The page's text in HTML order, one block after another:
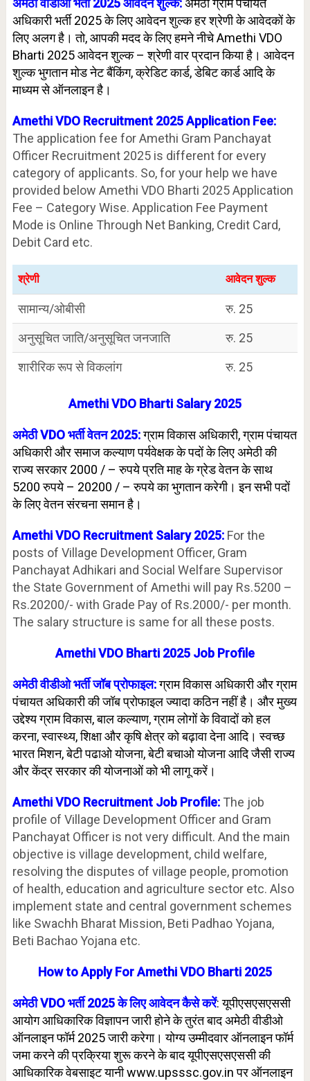
अमेठी वीडीओ भर्ती 2025 आवेदन शुल्क:अमेठी ग्राम पंचायत
अधिकारी भर्ती 2025 के लिए आवेदन शुल्क हर श्रेणी के आवेदकों के
लिए अलग है।तो, आपकी मदद के लिए हमने नीचे Amethi VDO
Bharti 2025 आवेदन शुल्क – श्रेणी वार प्रदान किया है। आवेदन
शुल्क भुगतान मोड नेट बैंकिंग, क्रेडिट कार्ड, डेबिट कार्ड आदि के
माध्यम से ऑनलाइन है।
Amethi VDO Recruitment 2025 Application Fee:
The application fee for Amethi Gram Panchayat
Officer Recruitment 2025 is different for every
category of applicants. So, for your help we have
provided below Amethi VDO Bharti 2025 Application
Fee – Category Wise. Application Fee Payment
Mode is Online Through Net Banking, Credit Card,
Debit Card etc.
श्रेणी आवेदन शुल्क
सामान्य/ओबीसी
रु. 25
अनुसूचित जाति/अनुसूचित जनजाति
रु. 25
शारीरिक रूप से विकलांग
रु. 25
Amethi VDO Bharti Salary 2025
अमेठी VDO भर्ती वेतन 2025:ग्राम विकास अधिकारी, ग्राम पंचायत
अधिकारी और समाज कल्याण पर्यवेक्षक के पदों के लिए अमेठी की
राज्य सरकार 2000 / – रुपये प्रति माह के ग्रेड वेतन के साथ
5200 रुपये – 20200 / – रुपये का भुगतान करेगी। इन सभी पदों
के लिए वेतन संरचना समान है।
Amethi VDO Recruitment Salary 2025:For the
posts of Village Development Officer, Gram
Panchayat Adhikari and Social Welfare Supervisor
the State Government of Amethi will pay Rs.5200 –
Rs.20200/- with Grade Pay of Rs.2000/- per month.
The salary structure is same for all these posts.
Amethi VDO Bharti 2025 Job Profile
अमेठी वीडीओ भर्ती जॉब प्रोफाइल:ग्राम विकास अधिकारी और ग्राम
पंचायत अधिकारी की जॉब प्रोफाइल ज्यादा कठिन नहीं है। और मुख्य
उद्देश्य ग्राम विकास, बाल कल्याण, ग्राम लोगों के विवादों को हल
करना, स्वास्थ्य, शिक्षा और कृषि क्षेत्र को बढ़ावा देना आदि। स्वच्छ
भारत मिशन, बेटी पढाओ योजना, बेटी बचाओ योजना आदि जैसी राज्य
और केंद्र सरकार की योजनाओं को भी लागू करें।
Amethi VDO Recruitment Job Profile:The job
profile of Village Development Officer and Gram
Panchayat Officer is not very difficult. And the main
objective is village development, child welfare,
resolving the disputes of village people, promotion
of health, education and agriculture sector etc. Also
implement state and central government schemes
like Swachh Bharat Mission, Beti Padhao Yojana,
Beti Bachao Yojana etc.
How to Apply For Amethi VDO Bharti 2025
अमेठी VDO भर्ती 2025 के लिए आवेदन कैसे करें: यूपीएसएसएससी
आयोग आधिकारिक विज्ञापन जारी होने के तुरंत बाद अमेठी वीडीओ
ऑनलाइन फॉर्म 2025 जारी करेगा। योग्य उम्मीदवार ऑनलाइन फॉर्म
जमा करने की प्रक्रिया शुरू करने के बाद यूपीएसएसएससी की
आधिकारिक वेबसाइट यानी www.upsssc.gov.in पर ऑनलाइन